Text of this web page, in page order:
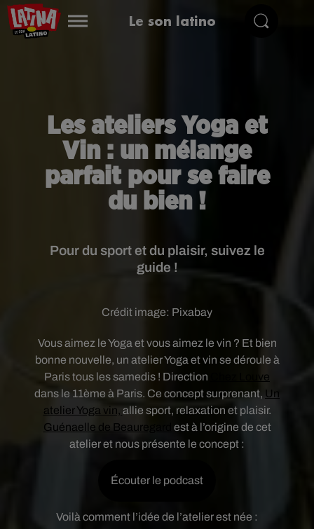
Le son latino
Les ateliers Yoga et
Vin : un mélange
parfait pour se faire
du bien !
Pour du sport et du plaisir, suivez le
guide !
Crédit image: Pixabay
Vous aimez le Yoga et vous aimez le vin ? Et bien
bonne nouvelle, un atelier Yoga et vin se déroule à
Paris tous les samedis ! Direction
Chez Louve
dans le 11ème à Paris. Ce concept surprenant, Un
atelier Yoga vin, allie sport, relaxation et plaisir.
Guénaelle de Beauregard
est à l’origine de cet
atelier et nous présente le concept :
Écouter le podcast
Voilà comment l’idée de l’atelier est née :